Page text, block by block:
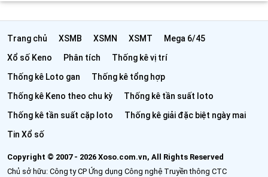
Trang chủ XSMB XSMN XSMT
Mega 6/45
Xổ số Keno
Phân tích
Thống kê vị trí
Thống kê Loto gan
Thống kê tổng hợp
Thống kê Keno theo chu kỳ
Thống kê tần suất loto
Thống kê tần suất cặp loto
Thống kê giải đặc biệt ngày mai
Tin Xổ số
Copyright © 2007 - 2026 Xoso.com.vn, All Rights Reserved
Chủ sở hữu: Công ty CP Ứng dụng Công nghệ Truyền thông CTC